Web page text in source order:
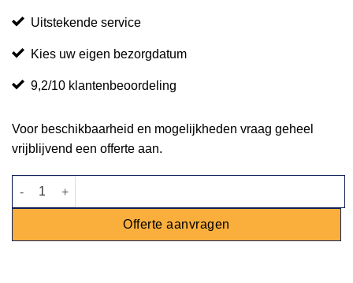
Uitstekende service
Kies uw eigen bezorgdatum
9,2/10 klantenbeoordeling
Voor beschikbaarheid en mogelijkheden vraag geheel
vrijblijvend een offerte aan.
Opscheplepel aantal
Offerte aanvragen